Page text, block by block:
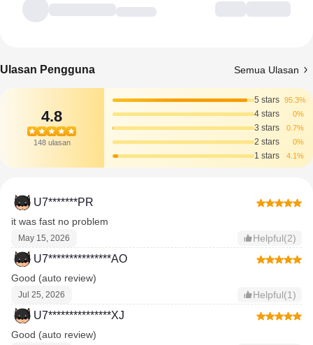
Ulasan Pengguna Semua Ulasan
4.8
148 ulasan
5 stars 95.3%
4 stars 0%
3 stars 0.7%
2 stars 0%
1 stars 4.1%
U7*******PR
it was fast no problem
May 15, 2026 Helpful(2)
U7***************AO
Good (auto review)
Jul 25, 2026 Helpful(1)
U7***************XJ
Good (auto review)